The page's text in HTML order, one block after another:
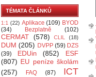
TÉMATA ČLÁNKŮ
1:1 (22) Aplikace (109) BYOD
(34)
Bezplatně (102)
CERMAT (578) CLIL (18)
DUM (205) DVPP (59) DZS
(39)
EDUin (852)
ESF
(807) EU peníze školám
(257)
FAQ (87)
ICT